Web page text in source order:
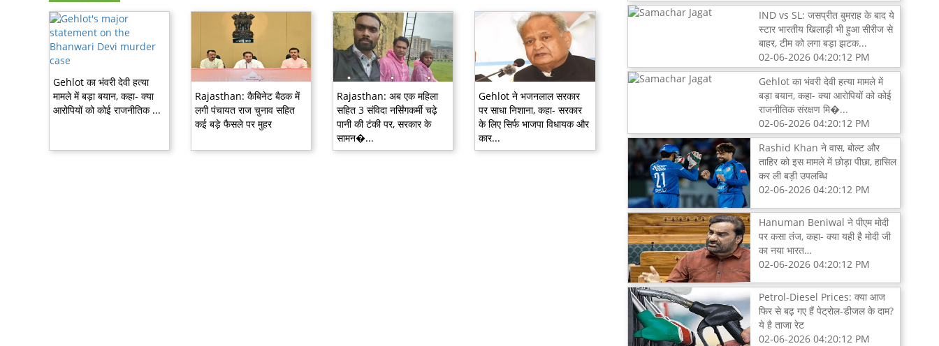
Gehlot का भंवरी देवी हत्या
मामले में बड़ा बयान, कहा- क्या
आरोपियों को कोई राजनीतिक ...
Rajasthan: कैबिनेट बैठक में
लगी पंचायत राज चुनाव सहित
कई बड़े फैसले पर मुहर
Rajasthan: अब एक महिला
सहित 3 संविदा नर्सिंगकर्मी चढ़े
पानी की टंकी पर, सरकार के
सामन�...
Gehlot ने भजनलाल सरकार
पर साधा निशाना, कहा- सरकार
के लिए सिर्फ भाजपा विधायक और
कार...
IND vs SL: जसप्रीत बुमराह के बाद ये
स्टार भारतीय खिलाड़ी भी हुआ सीरीज से
बाहर, टीम को लगा बड़ा झटक...
02-06-2026 04:20:12 PM
Gehlot का भंवरी देवी हत्या मामले में
बड़ा बयान, कहा- क्या आरोपियों को कोई
राजनीतिक संरक्षण मि�...
02-06-2026 04:20:12 PM
Rashid Khan ने वास, बोल्ट और
ताहिर को इस मामले में छोड़ा पीछा, हासिल
कर ली बड़ी उपलब्धि
02-06-2026 04:20:12 PM
Hanuman Beniwal ने पीएम मोदी
पर कसा तंज, कहा- क्या यही है मोदी जी
का नया भारत…
02-06-2026 04:20:12 PM
Petrol-Diesel Prices: क्या आज
फिर से बढ़ गए हैं पेट्रोल-डीजल के दाम?
ये है ताजा रेट
02-06-2026 04:20:12 PM